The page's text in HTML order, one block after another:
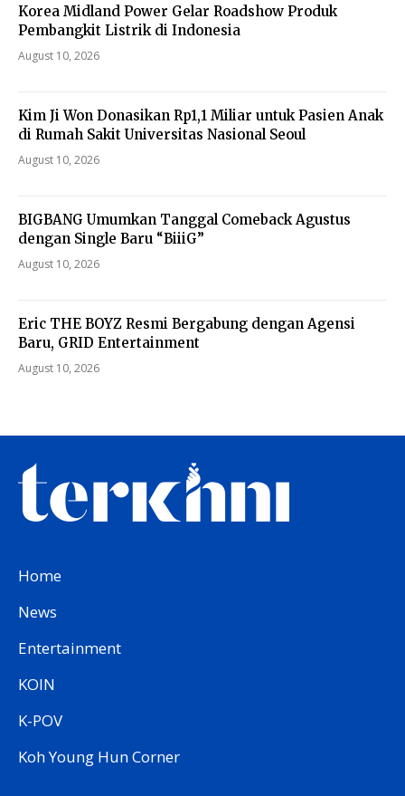
Korea Midland Power Gelar Roadshow Produk
Pembangkit Listrik di Indonesia
August 10, 2026
Kim Ji Won Donasikan Rp1,1 Miliar untuk Pasien Anak
di Rumah Sakit Universitas Nasional Seoul
August 10, 2026
BIGBANG Umumkan Tanggal Comeback Agustus
dengan Single Baru “BiiiG”
August 10, 2026
Eric THE BOYZ Resmi Bergabung dengan Agensi
Baru, GRID Entertainment
August 10, 2026
Home
News
Entertainment
KOIN
K-POV
Koh Young Hun Corner